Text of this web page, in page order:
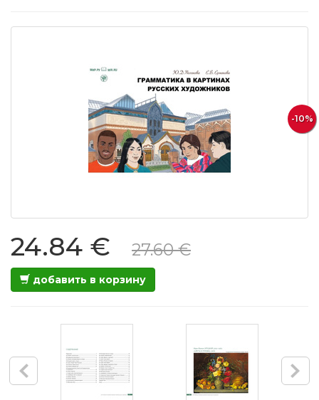
-10%
24.84 € 27.60 €
добавить в корзину